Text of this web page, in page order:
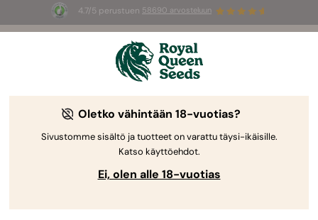
4.7/5 perustuen 58690 arvosteluun
3 White Widow Auto mag
Oletko vähintään 18-vuotias?
Sivustomme sisältö ja tuotteet on varattu täysi-ikäisille.
Katso käyttöehdot.
Ei, olen alle 18-vuotias